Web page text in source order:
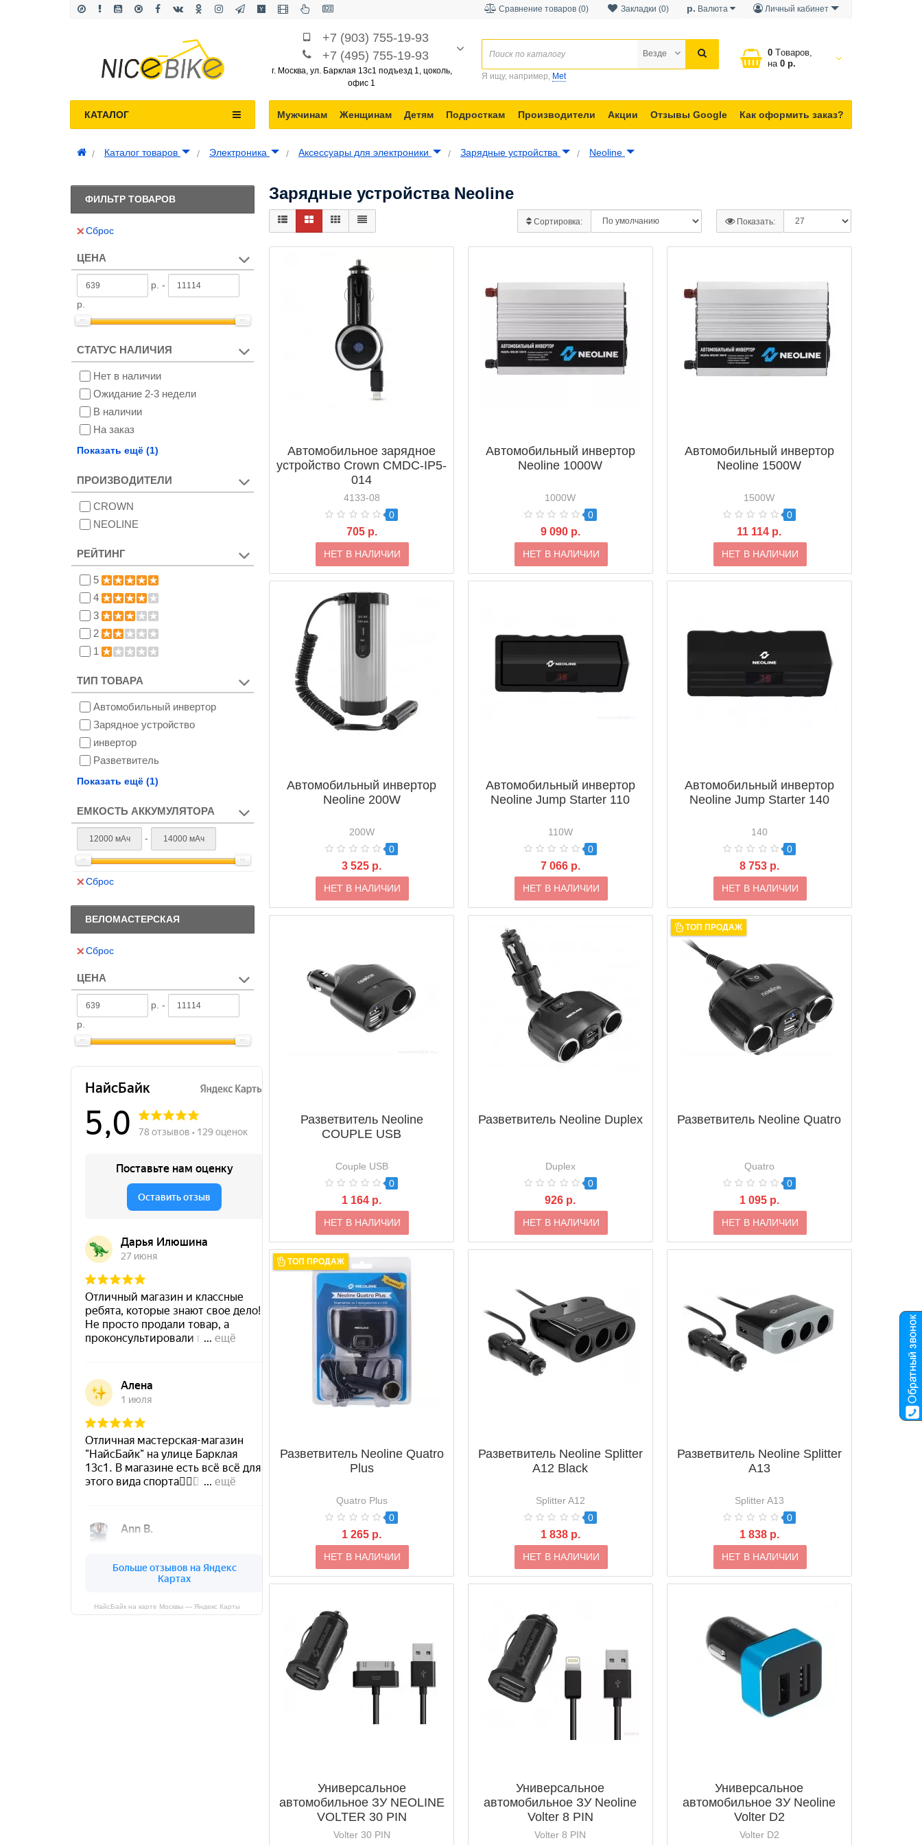
Личный кабинет
р. Валюта
Закладки (0)
Сравнение товаров (0)
+7 (903) 755-19-93
+7 (495) 755-19-93
г. Москва, ул. Барклая 13с1 подъезд 1, цоколь,
офис 1
0 Tоваров,
на
0 р.
Везде
Я ищу, например, Met
Мужчинам Женщинам Детям Подросткам Производители Акции Отзывы Google Как оформить заказ?
КАТАЛОГ
Каталог товаров Электроника Аксессуары для электроники Зарядные устройства Neoline
ФИЛЬТР ТОВАРОВ
Сброс
ЦЕНА
р. -
р.
СТАТУС НАЛИЧИЯ
Нет в наличии
Ожидание 2-3 недели
В наличии
На заказ
Снят с производства
Показать ещё (1)
ПРОИЗВОДИТЕЛИ
CROWN
NEOLINE
РЕЙТИНГ
5
4
3
2
1
ТИП ТОВАРА
Автомобильный инвертор
Зарядное устройство
инвертор
Разветвитель
Фонарь
Показать ещё (1)
ЕМКОСТЬ АККУМУЛЯТОРА
-
Сброс
ВЕЛОМАСТЕРСКАЯ
Сброс
ЦЕНА
р. -
р.
НайсБайк на карте Москвы — Яндекс Карты
Зарядные устройства Neoline
Сортировка: Показать:
Автомобильное зарядное
устройство Crown CMDC-IP5-
014
4133-08
0
705 р.
НЕТ В НАЛИЧИИ
Автомобильный инвертор
Neoline 1000W
1000W
0
9 090 р.
НЕТ В НАЛИЧИИ
Автомобильный инвертор
Neoline 1500W
1500W
0
11 114 р.
НЕТ В НАЛИЧИИ
Автомобильный инвертор
Neoline 200W
200W
0
3 525 р.
НЕТ В НАЛИЧИИ
Автомобильный инвертор
Neoline Jump Starter 110
110W
0
7 066 р.
НЕТ В НАЛИЧИИ
Автомобильный инвертор
Neoline Jump Starter 140
140
0
8 753 р.
НЕТ В НАЛИЧИИ
Разветвитель Neoline
COUPLE USB
Couple USB
0
1 164 р.
НЕТ В НАЛИЧИИ
Разветвитель Neoline Duplex
Duplex
0
926 р.
НЕТ В НАЛИЧИИ
ТОП ПРОДАЖ
Разветвитель Neoline Quatro
Quatro
0
1 095 р.
НЕТ В НАЛИЧИИ
ТОП ПРОДАЖ
Разветвитель Neoline Quatro
Plus
Quatro Plus
0
1 265 р.
НЕТ В НАЛИЧИИ
Разветвитель Neoline Splitter
A12 Black
Splitter A12
0
1 838 р.
НЕТ В НАЛИЧИИ
Разветвитель Neoline Splitter
A13
Splitter A13
0
1 838 р.
НЕТ В НАЛИЧИИ
Универсальное
автомобильное ЗУ NEOLINE
VOLTER 30 PIN
Volter 30 PIN
Универсальное
автомобильное ЗУ Neoline
Volter 8 PIN
Volter 8 PIN
Универсальное
автомобильное ЗУ Neoline
Volter D2
Volter D2